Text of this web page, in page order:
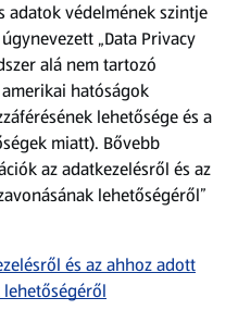
applikációt!
adatok védelmének szintje
„Data Privacy
alá nem tartozó
hatóságok
lehetősége és a
miatt). Bővebb
az adatkezelésről és az
lehetőségéről”
és az ahhoz adott